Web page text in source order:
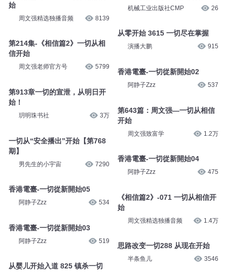
始
周文强精选独播音频 8139
第214集-《相信篇2》一切从相
信开始
周文强老师官方号 5799
第913章一切的宣泄，从明日开
始！
玥明珠书社 3万
一切从“安全播出”开始【第768
期】
男先生的小宇宙 7290
香港電臺-一切從新開始05
阿静子Zzz 534
香港電臺-一切從新開始03
阿静子Zzz 519
从婴儿开始入道 825 镇杀一切
机械工业出版社CMP 26
从零开始 3615 一切尽在掌握
演播大鹏 915
香港電臺-一切從新開始02
阿静子Zzz 537
第643篇：周文强—一切从相信
开始
周文强致富学 1.2万
香港電臺-一切從新開始04
阿静子Zzz 475
《相信篇2》-071 一切从相信开
始
周文强精选独播音频 1.4万
思路改变一切288 从现在开始
半条鱼儿 3546